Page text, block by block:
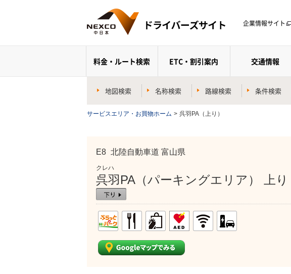
企業情報サイト
料金・ルート検索 ETC・割引案内 交通情報
地図検索 名称検索 路線検索 条件検索
サービスエリア・お買物ホーム > 呉羽PA（上り）
E8 北陸自動車道 富山県
クレハ
呉羽PA（パーキングエリア） 上